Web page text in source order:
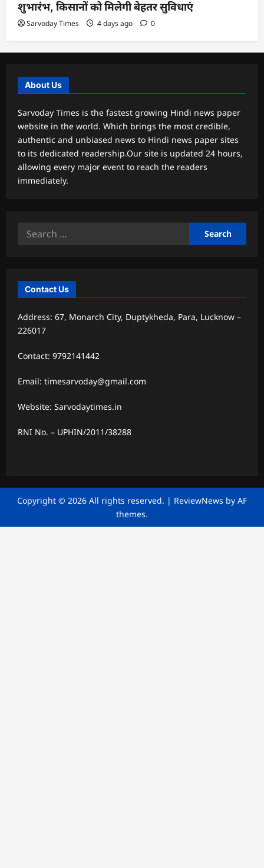
शुभारंभ, किसानों को मिलेगी बेहतर सुविधाएं
Sarvoday Times 4 days ago 0
About Us
Sarvoday Times is the fastest growing Hindi news paper
website in the world. Which brings the most credible,
authentic and unbiased news to Hindi news paper sites
to its dedicated readership.Our site is updated 24 hours,
allowing every major event to reach the readers
immediately.
Search
Contact Us
Address: 67, Monarch City, Duptykheda, Para, Lucknow –
226017
Contact: 9792141442
Email: timesarvoday@gmail.com
Website: Sarvodaytimes.in
RNI No. – UPHIN/2011/38288
Copyright © 2026 All rights reserved. | ReviewNews by AF
themes.